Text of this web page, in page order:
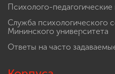
Психолого-педагогические
Служба психологического
Мининского университета
Ответы на часто